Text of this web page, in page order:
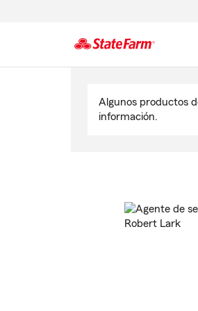
Algunos productos
información.